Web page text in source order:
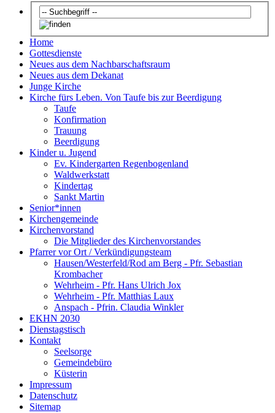
Home
Gottesdienste
Neues aus dem Nachbarschaftsraum
Neues aus dem Dekanat
Junge Kirche
Kirche fürs Leben. Von Taufe bis zur Beerdigung
Taufe
Konfirmation
Trauung
Beerdigung
Kinder u. Jugend
Ev. Kindergarten Regenbogenland
Waldwerkstatt
Kindertag
Sankt Martin
Senior*innen
Kirchengemeinde
Kirchenvorstand
Die Mitglieder des Kirchenvorstandes
Pfarrer vor Ort / Verkündigungsteam
Hausen/Westerfeld/Rod am Berg - Pfr. Sebastian
Krombacher
Wehrheim - Pfr. Hans Ulrich Jox
Wehrheim - Pfr. Matthias Laux
Anspach - Pfrin. Claudia Winkler
EKHN 2030
Dienstagstisch
Kontakt
Seelsorge
Gemeindebüro
Küsterin
Impressum
Datenschutz
Sitemap